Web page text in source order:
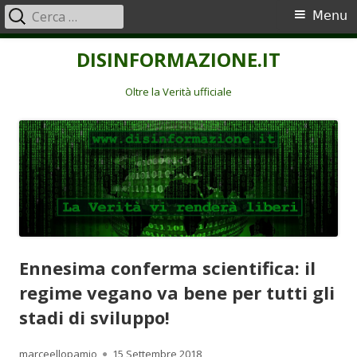
DISINFORMAZIONE.IT
Oltre la Verità ufficiale
Menu
principale
Menu
Ricerca
per:
Ennesima conferma scientifica: il
regime vegano va bene per tutti gli
stadi di sviluppo!
Autore
marceellopamio Pubblicato
15 Settembre 2018